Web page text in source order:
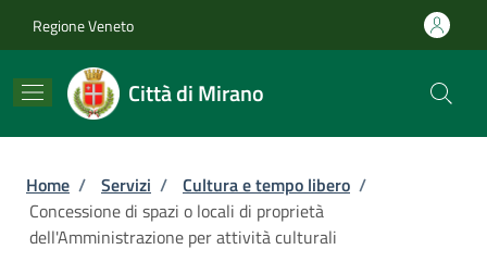
Regione Veneto
Città di Mirano
Briciole di pane
Home / Servizi / Cultura e tempo libero /
Concessione di spazi o locali di proprietà
dell'Amministrazione per attività culturali